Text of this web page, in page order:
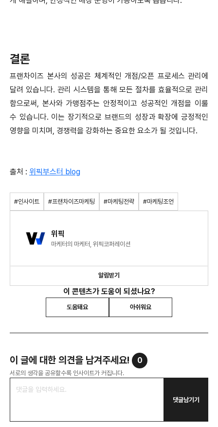
결론
프랜차이즈 본사의 성공은 체계적인 개점/오픈 프로세스 관리에
달려 있습니다. 관리 시스템을 통해 모든 절차를 효율적으로 관리
함으로써, 본사와 가맹점주는 안정적이고 성공적인 개점을 이룰
수 있습니다. 이는 장기적으로 브랜드의 성장과 확장에 긍정적인
영향을 미치며, 경쟁력을 강화하는 중요한 요소가 될 것입니다.
출처 : 위픽부스터 blog
#인사이트 #프랜차이즈마케팅 #마케팅전략 #마케팅조언
위픽
마케터의 마케터, 위픽코퍼레이션
알림받기
이 콘텐츠가 도움이 되셨나요?
도움돼요 아쉬워요
이 글에 대한 의견을 남겨주세요! 0
서로의 생각을 공유할수록 인사이트가 커집니다.
댓글남기기